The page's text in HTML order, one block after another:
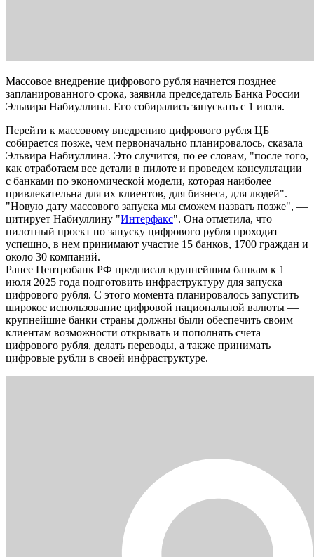
Массовое внедрение цифрового рубля начнется позднее
запланированного срока, заявила председатель Банка России
Эльвира Набиуллина. Его собирались запускать с 1 июля.
Перейти к массовому внедрению цифрового рубля ЦБ
собирается позже, чем первоначально планировалось, сказала
Эльвира Набиуллина. Это случится, по ее словам, "после того,
как отработаем все детали в пилоте и проведем консультации
с банками по экономической модели, которая наиболее
привлекательна для их клиентов, для бизнеса, для людей".
"Новую дату массового запуска мы сможем назвать позже", —
цитирует Набиуллину "Интерфакс". Она отметила, что
пилотный проект по запуску цифрового рубля проходит
успешно, в нем принимают участие 15 банков, 1700 граждан и
около 30 компаний.
Ранее Центробанк РФ предписал крупнейшим банкам к 1
июля 2025 года подготовить инфраструктуру для запуска
цифрового рубля. С этого момента планировалось запустить
широкое использование цифровой национальной валюты —
крупнейшие банки страны должны были обеспечить своим
клиентам возможности открывать и пополнять счета
цифрового рубля, делать переводы, а также принимать
цифровые рубли в своей инфраструктуре.